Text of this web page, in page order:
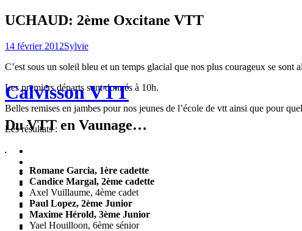
Calvisson VTT
Du VTT en Vaunage…
2025/26
« Gravity »
Ecole
de
Vélo
Championnat
4X
2026
Randuro
2026
Nous
Contacter
Les
tenues
Partenaires
UCHAUD: 2ème Oxcitane VTT
14 février 2012Sylvie
C’est sous un soleil bleu et un temps glacial que nos plus courageux se
Les premiers départs sont donnés à 10h.
Belles remises en jambes pour nos jeunes de l’école de vtt ainsi que pour
Les résultats :
Romane Garcia, 1ère cadette
Candice Margal, 2ème cadette
Axel Vuillaume, 4ème cadet
Paul Lopez, 2ème Junior
Maxime Hérold, 3ème Junior
Yael Houilloon, 6ème sénior